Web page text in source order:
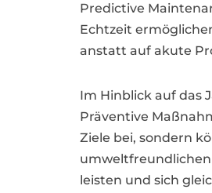
Predictive
Echtzeit
anstatt auf akute
Im Hinblick auf das
Präventive
Ziele bei, sondern
leisten und sich